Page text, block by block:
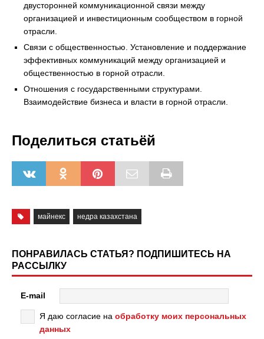
двусторонней коммуникационной связи между
организацией и инвестиционным сообществом в горной
отрасли.
Связи с общественностью. Установление и поддержание
эффективных коммуникаций между организацией и
общественностью в горной отрасли.
Отношения с государственными структурами.
Взаимодействие бизнеса и власти в горной отрасли.
Поделиться статьёй
майнекс недра казахстана
ПОНРАВИЛАСЬ СТАТЬЯ? ПОДПИШИТЕСЬ НА
РАССЫЛКУ
E-mail
Я даю согласие на обработку моих персональных
данных